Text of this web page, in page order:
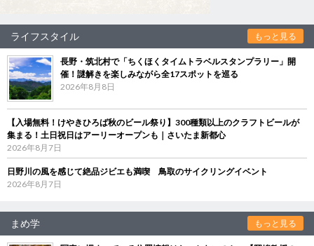
ライフスタイル もっと見る
長野・筑北村で「ちくほくタイムトラベルスタンプラリー」開
催！謎解きを楽しみながら全17スポットを巡る
2026年8月8日
【入場無料！けやきひろば秋のビール祭り】300種類以上のクラフトビールが
集まる！土日祝日はアーリーオープンも｜さいたま新都心
2026年8月7日
日野川の風を感じて絶品ジビエも満喫 鳥取のサイクリングイベント
2026年8月7日
まめ学 もっと見る